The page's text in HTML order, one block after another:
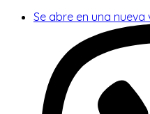
Se abre en una nueva